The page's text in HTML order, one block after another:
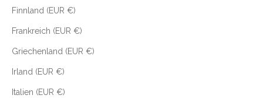
Finnland (EUR €)
Frankreich (EUR €)
Griechenland (EUR €)
Irland (EUR €)
Italien (EUR €)